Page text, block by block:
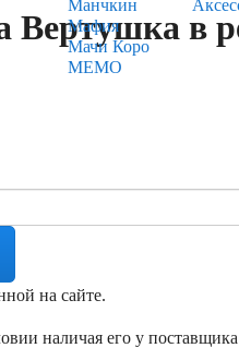
Манчкин
Мафия
Мачи Коро
МЕМО
Вертушка в
на сайте.
наличая его у